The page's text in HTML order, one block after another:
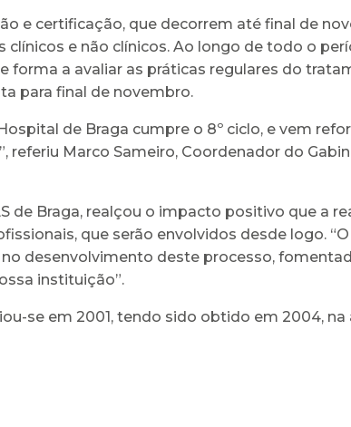
e certificação, que decorrem até final de
clínicos e não clínicos. Ao longo de todo o
forma a avaliar as práticas regulares do
para final de novembro.
de Braga cumpre o 8º ciclo, e vem
referiu Marco Sameiro, Coordenador do
de Braga, realçou o impacto positivo que a
que serão envolvidos desde logo.
desenvolvimento deste processo,
instituição”.
se em 2001, tendo sido obtido em 2004, na